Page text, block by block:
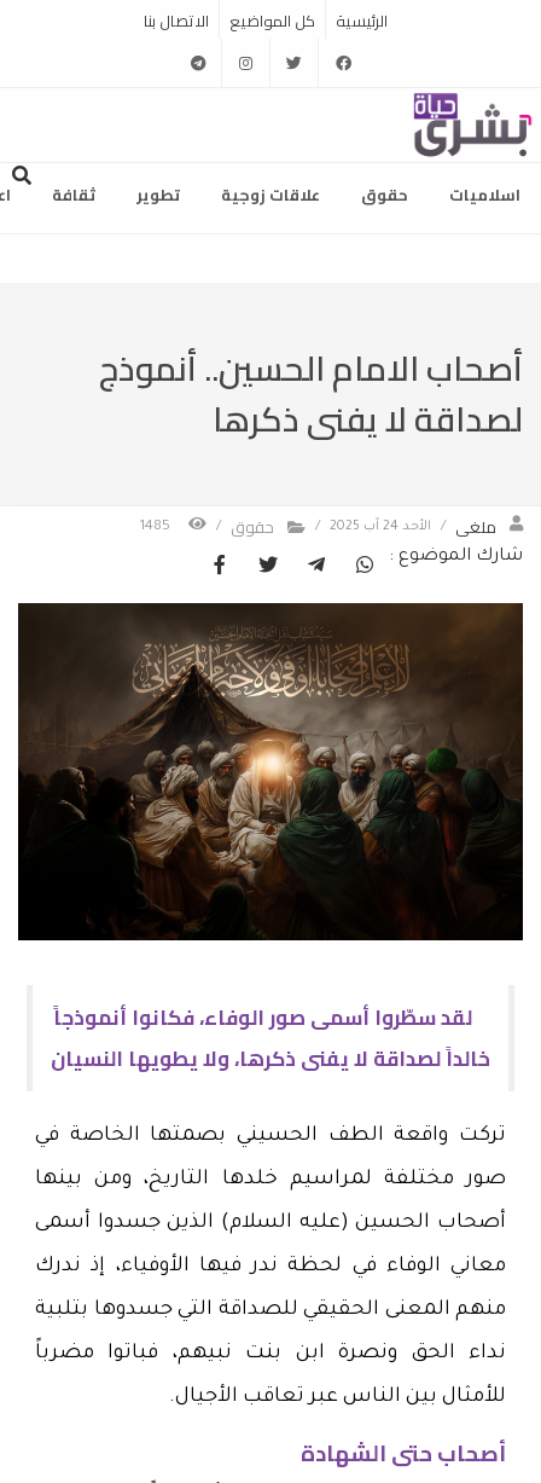
الرئيسية كل المواضيع الاتصال بنا
facebook
twitter
instagram
telegram
اسلاميات حقوق علاقات زوجية تطوير ثقافة
أصحاب الامام الحسين.. أنموذج
لصداقة لا يفنى ذكرها
ملغى / الأحد 24 آب 2025 / حقوق /
شارك الموضوع :
لقد سطّروا أسمى صور الوفاء، فكانوا أنموذجاً
خالداً لصداقة لا يفنى ذكرها، ولا يطويها النسيان
تركت واقعة الطف الحسيني بصمتها الخاصة في
صور مختلفة لمراسيم خلدها التاريخ، ومن بينها
أصحاب الحسين (عليه السلام) الذين جسدوا أسمى
معاني الوفاء في لحظة ندر فيها الأوفياء، إذ ندرك
منهم المعنى الحقيقي للصداقة التي جسدوها بتلبية
نداء الحق ونصرة ابن بنت نبيهم، فباتوا مضرباً
للأمثال بين الناس عبر تعاقب الأجيال.
أصحاب حتى الشهادة